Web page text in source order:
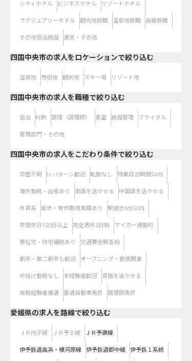
シティホテル ビジネスホテル リゾートホテル
ラグジュアリーホテル 観光地旅館 温泉地旅館 高級旅館
その他宿泊施設 運営・その他
四国中央市の求人をロケーションで絞り込む
温泉地 市街地 観光地 スキー場 リゾート地
四国中央市の求人を職種で絞り込む
宿泊 料飲 調理（調理師） 客室 施設管理 ブライダル
管理部門・その他
四国中央市の求人をこだわり条件で絞り込む
学歴不問 U・Iターン歓迎 転勤なし 残業月20時間以内
海外勤務・出張あり 英語を活かせる 中国語を活かせる
外資系 産休・育休取得実績あり 駅徒歩5分以内
年間休日120日以上 完全週休2日制 マイカー通勤可
寮社宅・住宅補助あり 交通費全額支給
新卒・第二新卒も歓迎 オープニング・新規開業
中抜け勤務なし 未経験者歓迎 資格を活かせる
実務経験者優遇 普通自動車免許 調理師免許
愛媛県の求人を路線で絞り込む
ＪＲ内子線 ＪＲ予土線 ＪＲ予讃線
伊予鉄道高浜・横河原線 伊予鉄道郡中線 伊予鉄１系統